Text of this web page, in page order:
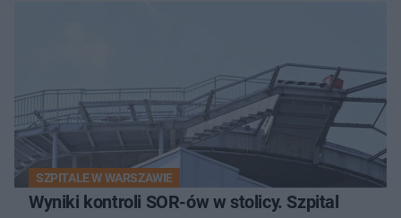
SZPITALE W WARSZAWIE
Wyniki kontroli SOR-ów w stolicy. Szpital